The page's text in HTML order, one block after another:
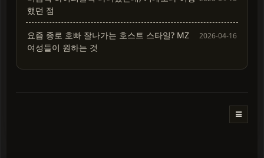
했던 점
요즘 종로 호빠 잘나가는 호스트 스타일? MZ
여성들이 원하는 것
2026-04-16